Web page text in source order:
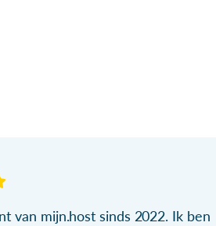
van mijn.host sinds 2022. Ik ben